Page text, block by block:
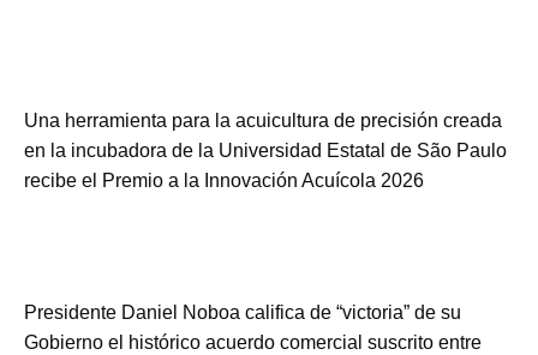
Una herramienta para la acuicultura de precisión creada
en la incubadora de la Universidad Estatal de São Paulo
recibe el Premio a la Innovación Acuícola 2026
Presidente Daniel Noboa califica de “victoria” de su
Gobierno el histórico acuerdo comercial suscrito entre